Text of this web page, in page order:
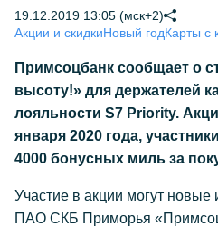
19.12.2019 13:05 (мск+2)
Акции и скидкиНовый годКарты с
Примсоцбанк сообщает о
высоту!» для держателей
лояльности S7 Priority.
января 2020 года,
4000 бонусных миль за
Участие в акции могут
ПАО СКБ Приморья